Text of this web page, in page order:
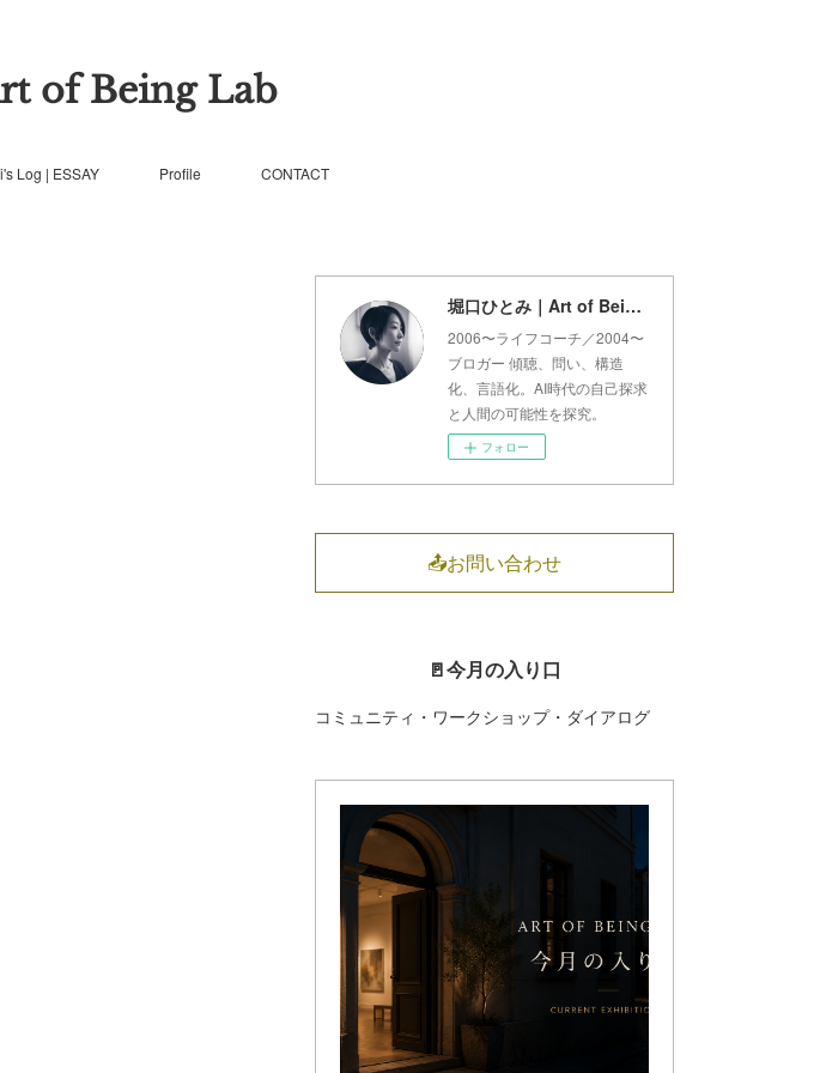
of Being Lab
Log | ESSAY Profile CONTACT
堀口ひとみ｜Art of Being Lab
2006〜ライフコーチ／2004〜
ブロガー 傾聴、問い、構造
化、言語化。AI時代の自己探求
と人間の可能性を探究。
フォロー
📤お問い合わせ
🚪今月の入り口
コミュニティ・ワークショップ・ダイアログ